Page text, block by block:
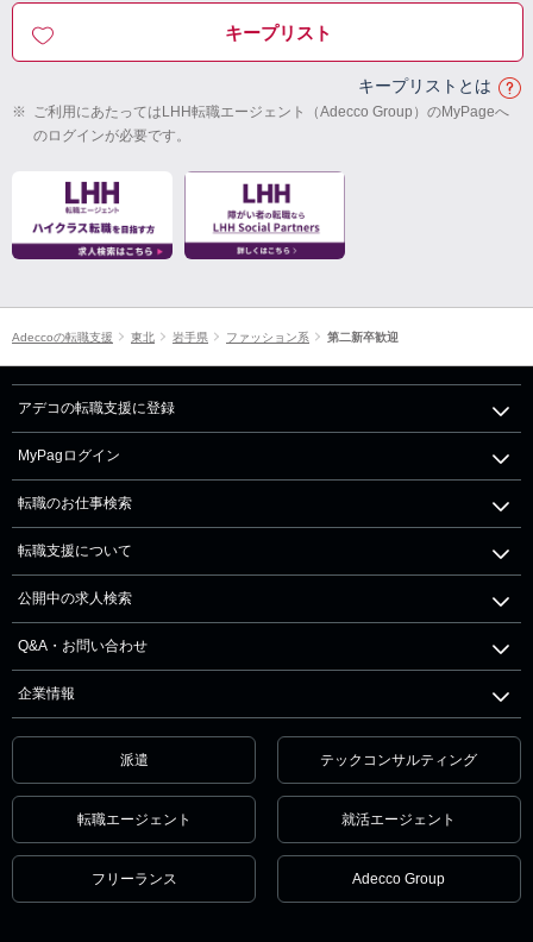
キープリスト
キープリストとは
※ ご利用にあたってはLHH転職エージェント（Adecco Group）のMyPageへ
のログインが必要です。
Adeccoの転職支援 東北 岩手県 ファッション系 第二新卒歓迎
アデコの転職支援に登録
MyPagログイン
転職のお仕事検索
転職支援について
公開中の求人検索
Q&A・お問い合わせ
企業情報
派遣 テックコンサルティング
転職エージェント 就活エージェント
フリーランス Adecco Group